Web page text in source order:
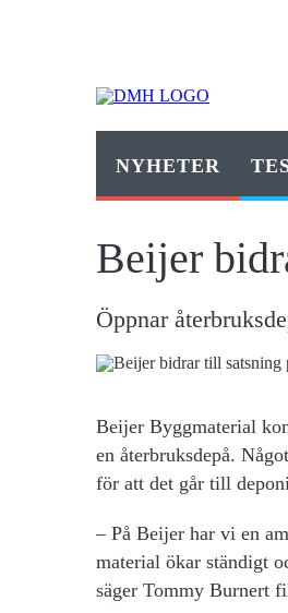
NYHETER
Beijer
Öppnar
Beijer Byggmaterial
en återbruksdepå.
för att det går till
– På Beijer har vi en
material ökar ständigt
säger Tommy Burnert